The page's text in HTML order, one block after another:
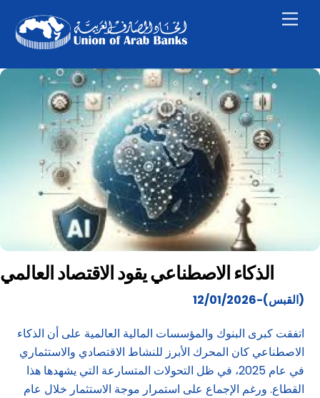
content
الذكاء الاصطناعي يقود الاقتصاد العالمي
(القبس)-12/01/2026
اتفقت كبرى البنوك والمؤسسات المالية العالمية على أن الذكاء
الاصطناعي كان المحرك الأبرز للنشاط الاقتصادي والاستثماري
في عام 2025، في ظل التحولات المتسارعة التي يشهدها هذا
القطاع. ورغم الإجماع على استمرار موجة الاستثمار خلال عام